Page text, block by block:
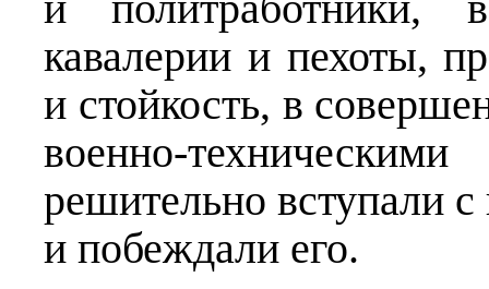
кавалерии и пехоты,
и стойкость, в
военно-
решительно вступали
и побеждали его.